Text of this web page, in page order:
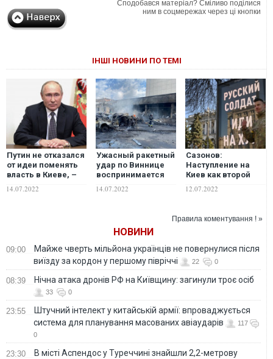
Сподобався матеріал? Сміливо поділися
ним в соцмережах через ці кнопки
ІНШІ НОВИНИ ПО ТЕМІ
Путин не отказался
от идеи поменять
власть в Киеве, –
14.07.2022
Ужасный ракетный
удар по Виннице
воспринимается
предупредительный
14.07.2022
Сазонов:
Наступление на
Киев как второй
"спецоперации":
12.07.2022
Правила коментування ! »
НОВИНИ
09:00
Майже чверть мільйона українців не повернулися після
виїзду за кордон у першому півріччі
22 0
08:39 Нічна атака дронів РФ на Київщину: загинули троє осіб
33 0
23:55
Штучний інтелект у китайській армії: впроваджується
система для планування масованих авіаударів
117
0
23:30
В місті Аспендос у Туреччині знайшли 2,2-метрову